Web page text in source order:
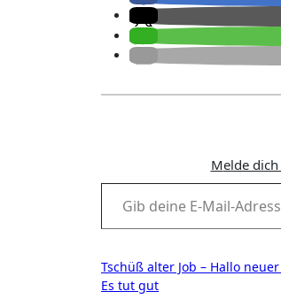
Melde
Gib deine E-Mail-Adresse ein ...
Tschüß alter Job – Hallo neuer
Es tut gut